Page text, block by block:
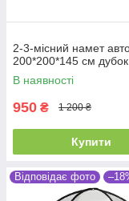
2-3-місний намет
200*200*145 см дубок
В наявності
950 ₴ 1 200 ₴
Купити
Відповідає фото